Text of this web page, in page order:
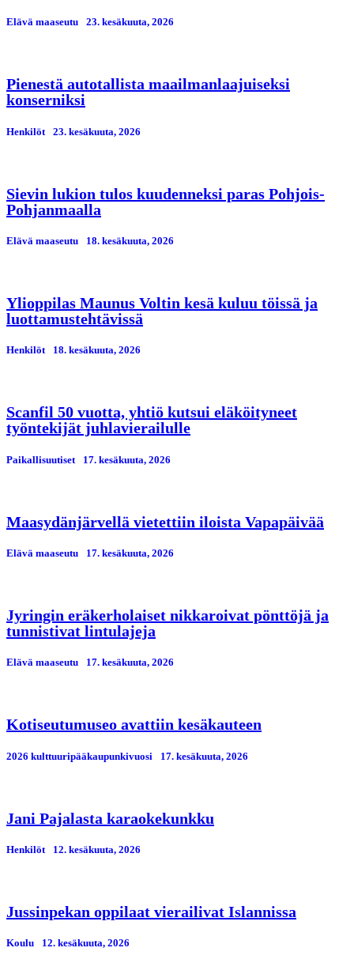
Elävä maaseutu 23. kesäkuuta, 2026
Pienestä autotallista maailmanlaajuiseksi
konserniksi
Henkilöt 23. kesäkuuta, 2026
Sievin lukion tulos kuudenneksi paras Pohjois-
Pohjanmaalla
Elävä maaseutu 18. kesäkuuta, 2026
Ylioppilas Maunus Voltin kesä kuluu töissä ja
luottamustehtävissä
Henkilöt 18. kesäkuuta, 2026
Scanfil 50 vuotta, yhtiö kutsui eläköityneet
työntekijät juhlavierailulle
Paikallisuutiset 17. kesäkuuta, 2026
Maasydänjärvellä vietettiin iloista Vapapäivää
Elävä maaseutu 17. kesäkuuta, 2026
Jyringin eräkerholaiset nikkaroivat pönttöjä ja
tunnistivat lintulajeja
Elävä maaseutu 17. kesäkuuta, 2026
Kotiseutumuseo avattiin kesäkauteen
2026 kulttuuripääkaupunkivuosi 17. kesäkuuta, 2026
Jani Pajalasta karaokekunkku
Henkilöt 12. kesäkuuta, 2026
Jussinpekan oppilaat vierailivat Islannissa
Koulu 12. kesäkuuta, 2026